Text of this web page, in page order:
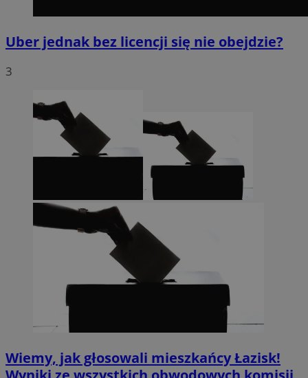
Uber jednak bez licencji się nie obejdzie?
3
Wiemy, jak głosowali mieszkańcy Łazisk!